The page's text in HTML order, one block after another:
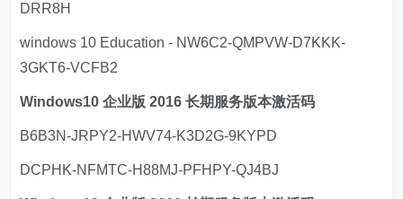
DRR8H
windows 10 Education - NW6C2-QMPVW-D7KKK-
3GKT6-VCFB2
Windows10 企业版 2016 长期服务版本激活码
B6B3N-JRPY2-HWV74-K3D2G-9KYPD
DCPHK-NFMTC-H88MJ-PFHPY-QJ4BJ